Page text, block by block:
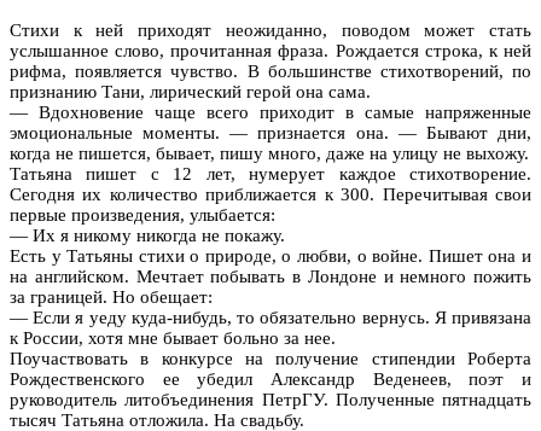
Стихи к ней приходят неожиданно, поводом может стать
услышанное слово, прочитанная фраза. Рождается строка, к ней
рифма, появляется чувство. В большинстве стихотворений, по
признанию Тани, лирический герой она сама.
— Вдохновение чаще всего приходит в самые напряженные
эмоциональные моменты. — признается она. — Бывают дни,
когда не пишется, бывает, пишу много, даже на улицу не выхожу.
Татьяна пишет с 12 лет, нумерует каждое стихотворение.
Сегодня их количество приближается к 300. Перечитывая свои
первые произведения, улыбается:
— Их я никому никогда не покажу.
Есть у Татьяны стихи о природе, о любви, о войне. Пишет она и
на английском. Мечтает побывать в Лондоне и немного пожить
за границей. Но обещает:
— Если я уеду куда-нибудь, то обязательно вернусь. Я привязана
к России, хотя мне бывает больно за нее.
Поучаствовать в конкурсе на получение стипендии Роберта
Рождественского ее убедил Александр Веденеев, поэт и
руководитель литобъединения ПетрГУ. Полученные пятнадцать
тысяч Татьяна отложила. На свадьбу.